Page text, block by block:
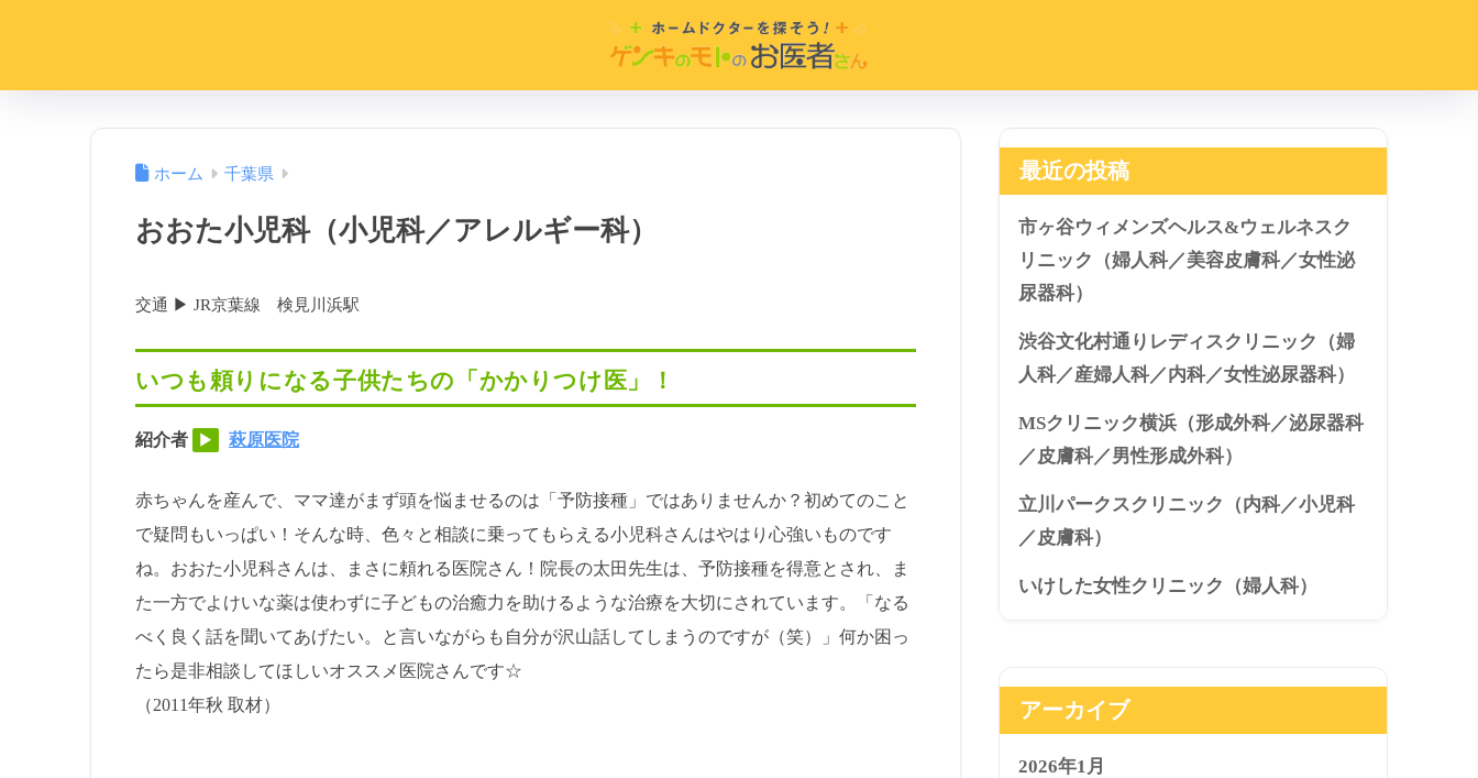
ホーム 千葉県
おおた小児科（小児科／アレルギー科）
交通 ▶︎ JR京葉線 検見川浜駅
いつも頼りになる子供たちの「かかりつけ医」！
紹介者 ▶︎ 萩原医院
赤ちゃんを産んで、ママ達がまず頭を悩ませるのは「予防接種」ではありませんか？初めてのこと
で疑問もいっぱい！そんな時、色々と相談に乗ってもらえる小児科さんはやはり心強いものです
ね。おおた小児科さんは、まさに頼れる医院さん！院長の太田先生は、予防接種を得意とされ、ま
た一方でよけいな薬は使わずに子どもの治癒力を助けるような治療を大切にされています。「なる
べく良く話を聞いてあげたい。と言いながらも自分が沢山話してしまうのですが（笑）」何か困っ
たら是非相談してほしいオススメ医院さんです☆
（2011年秋 取材）
最近の投稿
市ヶ谷ウィメンズヘルス&ウェルネスク
リニック（婦人科／美容皮膚科／女性泌
尿器科）
渋谷文化村通りレディスクリニック（婦
人科／産婦人科／内科／女性泌尿器科）
MSクリニック横浜（形成外科／泌尿器科
／皮膚科／男性形成外科）
立川パークスクリニック（内科／小児科
／皮膚科）
いけした女性クリニック（婦人科）
アーカイブ
2026年1月